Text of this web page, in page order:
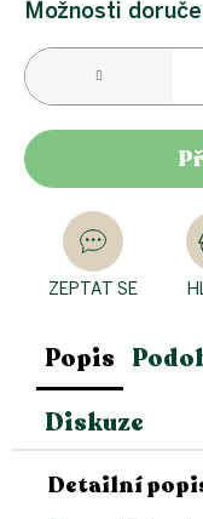
Možnosti
ZEPTAT SE
Popis
Diskuze
Detailní